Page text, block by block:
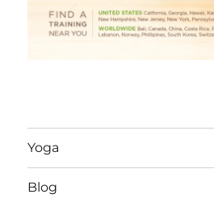
Yoga
Blog